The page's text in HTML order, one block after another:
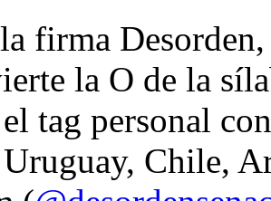
firma
la O de la
tag personal
Chile,